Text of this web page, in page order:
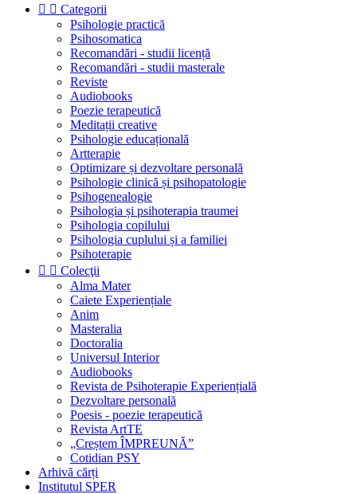
  Categorii
Psihologie practică
Psihosomatica
Recomandări - studii licență
Recomandări - studii masterale
Reviste
Audiobooks
Poezie terapeutică
Meditații creative
Psihologie educațională
Artterapie
Optimizare și dezvoltare personală
Psihologie clinică și psihopatologie
Psihogenealogie
Psihologia și psihoterapia traumei
Psihologia copilului
Psihologia cuplului și a familiei
Psihoterapie
  Colecţii
Alma Mater
Caiete Experiențiale
Anim
Masteralia
Doctoralia
Universul Interior
Audiobooks
Revista de Psihoterapie Experiențială
Dezvoltare personală
Poesis - poezie terapeutică
Revista ArtTE
„Creștem ÎMPREUNĂ”
Cotidian PSY
Arhivă cărți
Institutul SPER